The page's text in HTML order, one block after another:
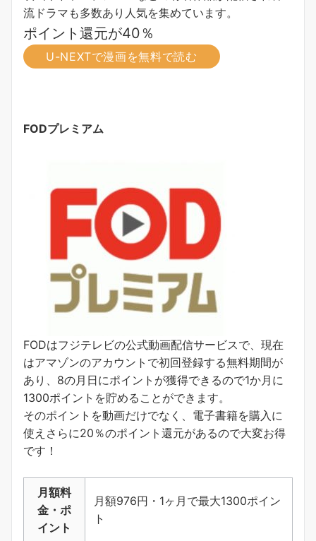
流ドラマも多数あり人気を集めています。
ポイント還元が40％
U-NEXTで漫画を無料で読む
FODプレミアム
FODはフジテレビの公式動画配信サービスで、現在
はアマゾンのアカウントで初回登録する無料期間が
あり、8の月日にポイントが獲得できるので1か月に
1300ポイントを貯めることができます。
そのポイントを動画だけでなく、電子書籍を購入に
使えさらに20％のポイント還元があるので大変お得
です！
月額料
金・ポ
イント
月額976円・1ヶ月で最大1300ポイン
ト